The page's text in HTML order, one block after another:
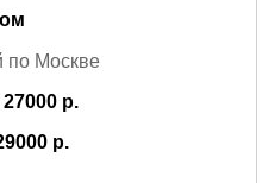
по Москве
27000 р.
р.